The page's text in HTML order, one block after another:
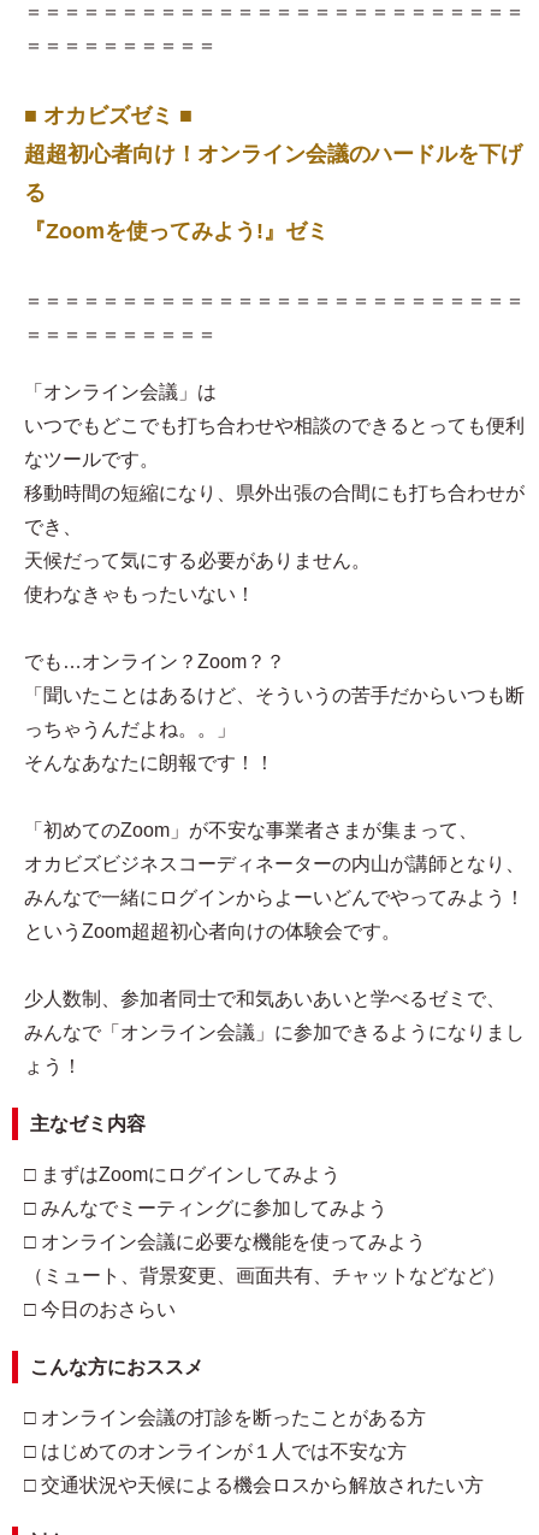
＝＝＝＝＝＝＝＝＝＝＝＝＝＝＝＝＝＝＝＝＝＝＝＝＝＝
＝＝＝＝＝＝＝＝＝＝
■ オカビズゼミ ■
超超初心者向け！オンライン会議のハードルを下げ
る
『Zoomを使ってみよう!』ゼミ
＝＝＝＝＝＝＝＝＝＝＝＝＝＝＝＝＝＝＝＝＝＝＝＝＝＝
＝＝＝＝＝＝＝＝＝＝
「オンライン会議」は
いつでもどこでも打ち合わせや相談のできるとっても便利
なツールです。
移動時間の短縮になり、県外出張の合間にも打ち合わせが
でき、
天候だって気にする必要がありません。
使わなきゃもったいない！
でも…オンライン？Zoom？？
「聞いたことはあるけど、そういうの苦手だからいつも断
っちゃうんだよね。。」
そんなあなたに朗報です！！
「初めてのZoom」が不安な事業者さまが集まって、
オカビズビジネスコーディネーターの内山が講師となり、
みんなで一緒にログインからよーいどんでやってみよう！
というZoom超超初心者向けの体験会です。
少人数制、参加者同士で和気あいあいと学べるゼミで、
みんなで「オンライン会議」に参加できるようになりまし
ょう！
主なゼミ内容
□ まずはZoomにログインしてみよう
□ みんなでミーティングに参加してみよう
□ オンライン会議に必要な機能を使ってみよう
（ミュート、背景変更、画面共有、チャットなどなど）
□ 今日のおさらい
こんな方におススメ
□ オンライン会議の打診を断ったことがある方
□ はじめてのオンラインが１人では不安な方
□ 交通状況や天候による機会ロスから解放されたい方